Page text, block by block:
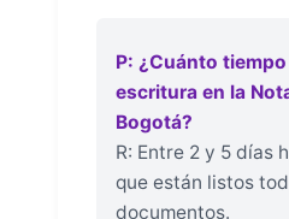
P: ¿Cuánto
escritura en la
Bogotá?
R: Entre 2 y 5 días
que están listos
documentos.